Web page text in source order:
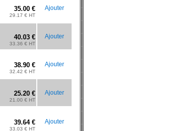
35.00 €
29.17 € HT
Ajouter
40.03 €
33.36 € HT
Ajouter
38.90 €
32.42 € HT
Ajouter
25.20 €
21.00 € HT
Ajouter
39.64 €
33.03 € HT
Ajouter